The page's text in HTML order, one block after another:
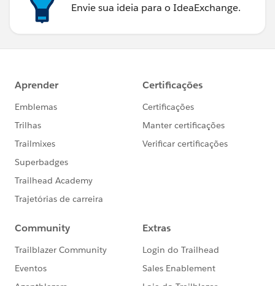
Envie sua ideia para o IdeaExchange.